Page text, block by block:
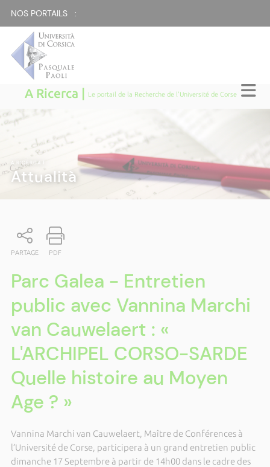
NOS PORTAILS :
A Ricerca | Le portail de la Recherche de l'Université de Corse
A RICERCA
Attualità
PARTAGE PDF
Parc Galea - Entretien
public avec Vannina Marchi
van Cauwelaert : «
L'ARCHIPEL CORSO-SARDE
Quelle histoire au Moyen
Age ? »
Vannina Marchi van Cauwelaert, Maître de Conférences à
l’Université de Corse, participera à un grand entretien public
dimanche 17 Septembre à partir de 14h00 dans le cadre des